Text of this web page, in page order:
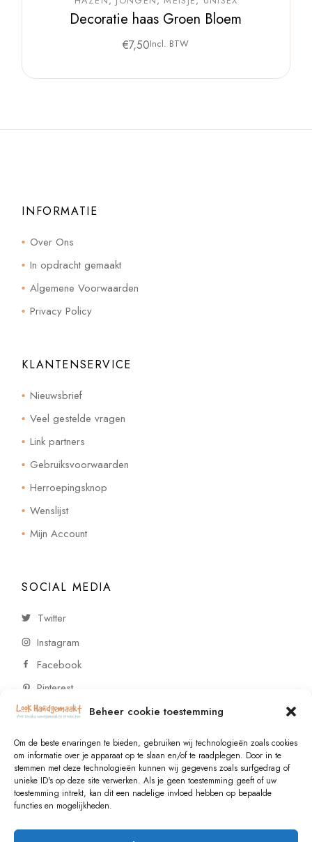
Beheer cookie toestemming
Om de beste ervaringen te bieden, gebruiken wij technologieën zoals cookies
om informatie over je apparaat op te slaan en/of te raadplegen. Door in te
stemmen met deze technologieën kunnen wij gegevens zoals surfgedrag of
unieke ID's op deze site verwerken. Als je geen toestemming geeft of uw
toestemming intrekt, kan dit een nadelige invloed hebben op bepaalde
functies en mogelijkheden.
Decoratie haas Groen Bloem
€7,50Incl. BTW
INFORMATIE
Over Ons
In opdracht gemaakt
Algemene Voorwaarden
Privacy Policy
KLANTENSERVICE
Nieuwsbrief
Veel gestelde vragen
Link partners
Gebruiksvoorwaarden
Herroepingsknop
Wenslijst
Mijn Account
SOCIAL MEDIA
Twitter
Instagram
Facebook
Pinterest
CONTACT
Vragen of wensen? Neem contact op!
+31 (0)6 229 021 29